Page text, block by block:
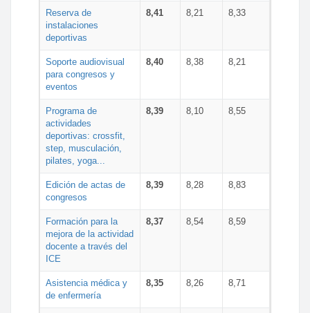
Reserva de
instalaciones
deportivas
8,41 8,21 8,33
Soporte audiovisual
para congresos y
eventos
8,40 8,38 8,21
Programa de
actividades
deportivas: crossfit,
step, musculación,
pilates, yoga...
8,39 8,10 8,55
Edición de actas de
congresos
8,39 8,28 8,83
Formación para la
mejora de la actividad
docente a través del
ICE
8,37 8,54 8,59
Asistencia médica y
de enfermería
8,35 8,26 8,71